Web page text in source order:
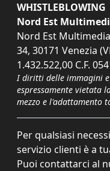
WHISTLEBLOWING
Nord Est
Nord Est
34, 30171 Venezia
1.432.522,00 C.F.
I diritti delle immagini
espressamente vietata
mezzo e l'adattamento
Per qualsiasi
servizio clienti è a
Puoi contattarci al